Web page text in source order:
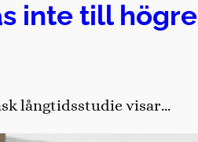
inte till högre
långtidsstudie visar…